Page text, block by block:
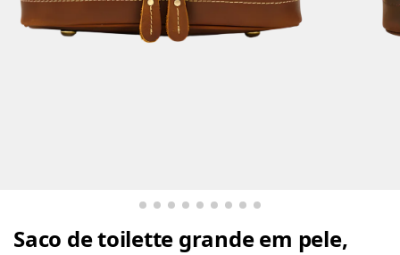
Saco de toilette grande em pele,